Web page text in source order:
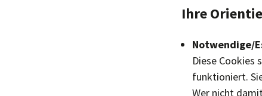
Ihre
Notwendige/
Diese Cookies
funktioniert.
Wer nicht